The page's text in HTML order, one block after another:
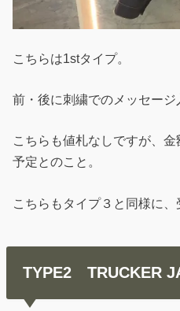
こちらは1stタイプ。
前・後に刺繍でのメッセージ
こちらも値札なしですが、
予定とのこと。
こちらもタイプ３と同様に、
TYPE2 TRUCKER